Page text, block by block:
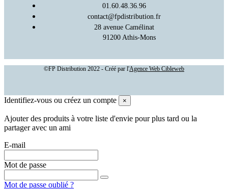
01.60.48.36.96
contact@fpdistribution.fr
28 avenue Camélinat
91200 Athis-Mons
©FP Distribution 2022 - Créé par l'Agence Web Cibleweb
Identifiez-vous ou créez un compte ×
Ajouter des produits à votre liste d'envie pour plus tard ou la
partager avec un ami
E-mail
Mot de passe
Mot de passe oublié ?